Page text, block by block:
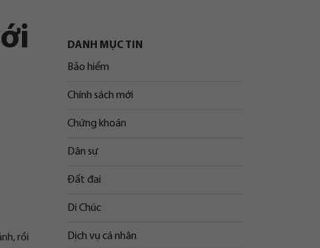
rồi
DANH MỤC TIN
Bảo hiểm
Chính sách mới
Chứng khoán
Dân sự
Đất đai
Di Chúc
Dịch vụ cá nhân